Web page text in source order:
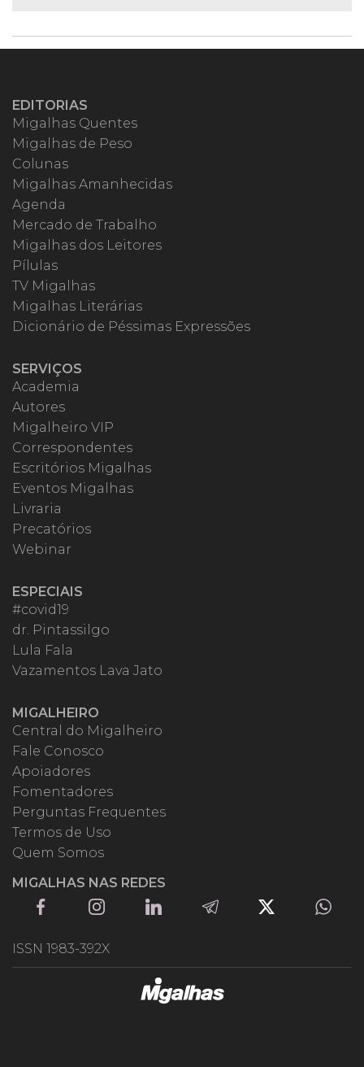
EDITORIAS
Migalhas Quentes
Migalhas de Peso
Colunas
Migalhas Amanhecidas
Agenda
Mercado de Trabalho
Migalhas dos Leitores
Pílulas
TV Migalhas
Migalhas Literárias
Dicionário de Péssimas Expressões
SERVIÇOS
Academia
Autores
Migalheiro VIP
Correspondentes
Escritórios Migalhas
Eventos Migalhas
Livraria
Precatórios
Webinar
ESPECIAIS
#covid19
dr. Pintassilgo
Lula Fala
Vazamentos Lava Jato
MIGALHEIRO
Central do Migalheiro
Fale Conosco
Apoiadores
Fomentadores
Perguntas Frequentes
Termos de Uso
Quem Somos
MIGALHAS NAS REDES
ISSN 1983-392X